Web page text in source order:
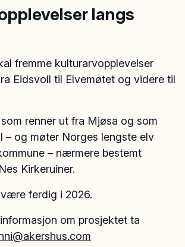
langs
fremme kulturarvopplevelser
Eidsvoll til Elvemøtet og videre til
renner ut fra Mjøsa og som
– og møter Norges lengste elv
– nærmere bestemt
Kirkeruiner.
ferdig i 2026.
om prosjektet ta